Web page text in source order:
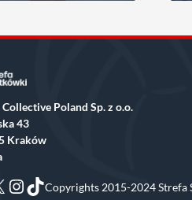
Poland Sp. z o.o.
43
Kraków
Instagram
TikTok
Copyrights 2015-2024 Strefa